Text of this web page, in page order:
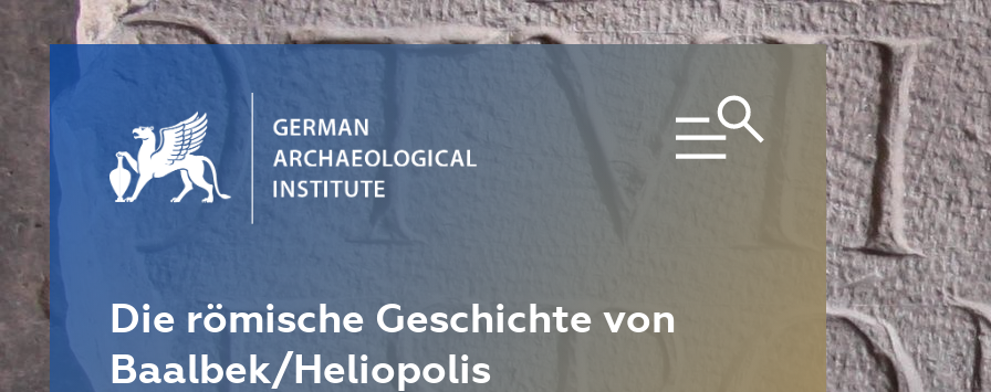
Die römische Geschichte von
Baalbek/Heliopolis